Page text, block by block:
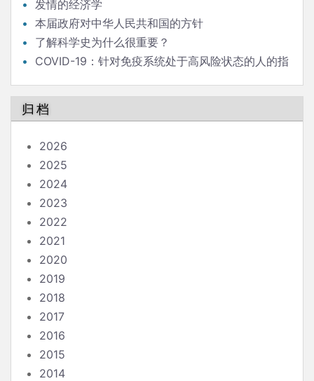
发情的经济学
本届政府对中华人民共和国的方针
了解科学史为什么很重要？
COVID-19：针对免疫系统处于高风险状态的人的指
归档
2026
2025
2024
2023
2022
2021
2020
2019
2018
2017
2016
2015
2014